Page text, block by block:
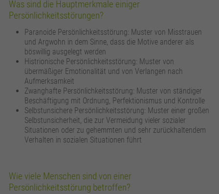
Was sind die Hauptmerkmale einiger
Persönlichkeitsstörungen?
Paranoide Persönlichkeitsstörung: Muster von Misstrauen
und Argwohn in dem Sinne, dass die Motive anderer als
böswillig ausgelegt werden
Histrionische Persönlichkeitsstörung: Muster von
übermäßiger Emotionalität und von Verlangen nach
Aufmerksamkeit
Zwanghafte Persönlichkeitsstörung: Muster von ständiger
Beschäftigung mit Ordnung, Perfektionismus und Kontrolle
Selbstunsichere Persönlichkeitsstörung: Muster einer großen
Selbstunsicherheit, die zur Vermeidung vieler sozialer
Situationen oder zu gehemmten und sehr zurückhaltendem
Verhalten in sozialen Situationen führt
Wie viele Menschen sind von einer
Persönlichkeitsstörung betroffen?
24 Stunden
Zweck
Wird zur Unterscheidung von Benutzern
verwendet.
Name _gat_UA_161657597_7
Anbieter Google Analytics
Laufzeit 1 Minute